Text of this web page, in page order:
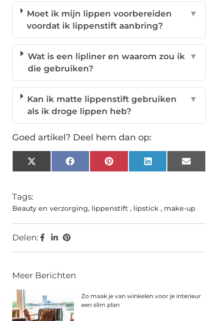
Moet ik mijn lippen voorbereiden
voordat ik lippenstift aanbring?
▼
Wat is een lipliner en waarom zou ik
die gebruiken?
▼
Kan ik matte lippenstift gebruiken
als ik droge lippen heb?
▼
Goed artikel? Deel hem dan op:
X
(Twitter)
FacebookPinterestLinkedInEmail
Tags:
Beauty en verzorging, lippenstift , lipstick , make-up
Delen:
Meer Berichten
Zo maak je van winkelen voor je interieur
een slim plan